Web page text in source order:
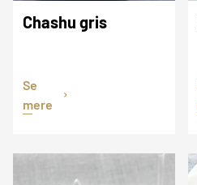
Chashu gris
Se
mere